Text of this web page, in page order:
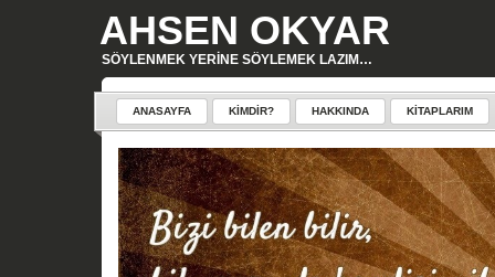
AHSEN OKYAR
SÖYLENMEK YERINE SÖYLEMEK LAZIM…
ANASAYFA KIMDIR? HAKKINDA KITAPLARIM